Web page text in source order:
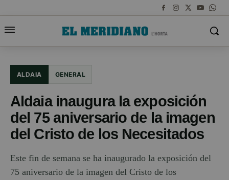
ALDAIA GENERAL
Aldaia inaugura la exposición
del 75 aniversario de la imagen
del Cristo de los Necesitados
Este fin de semana se ha inaugurado la exposición del
75 aniversario de la imagen del Cristo de los